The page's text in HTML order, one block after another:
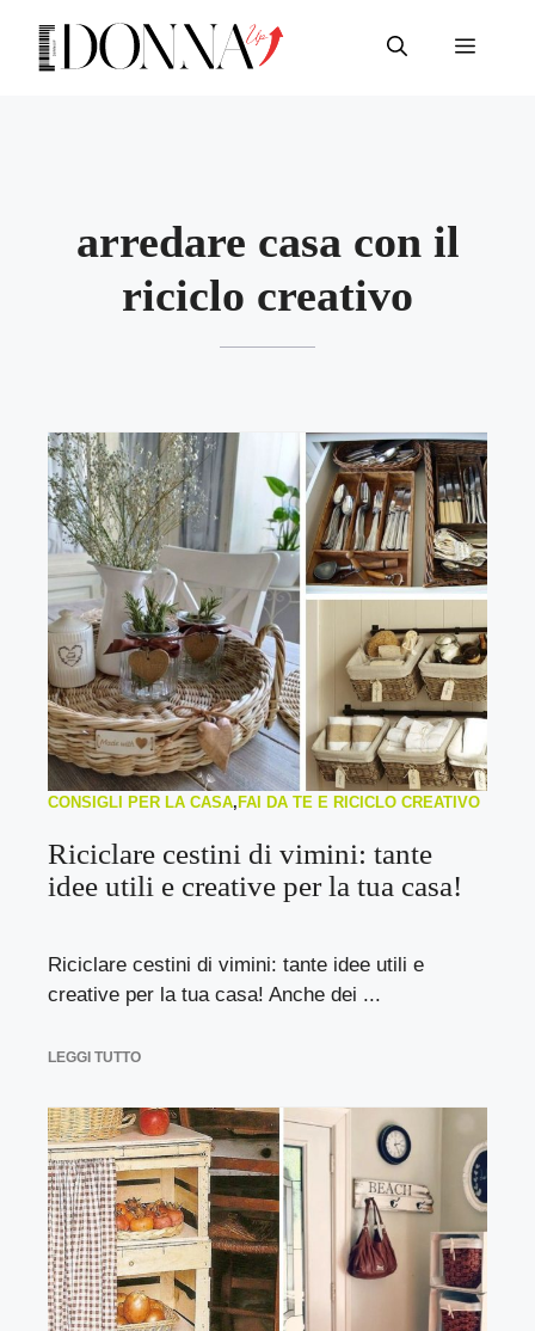
contenuto
Menu
arredare casa con il
riciclo creativo
CONSIGLI PER LA CASA, FAI DA TE E RICICLO CREATIVO
Riciclare cestini di vimini: tante
idee utili e creative per la tua casa!
Riciclare cestini di vimini: tante idee utili e
creative per la tua casa! Anche dei ...
LEGGI TUTTO